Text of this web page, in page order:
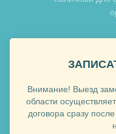
Внимание! Выезд
области
договора сразу